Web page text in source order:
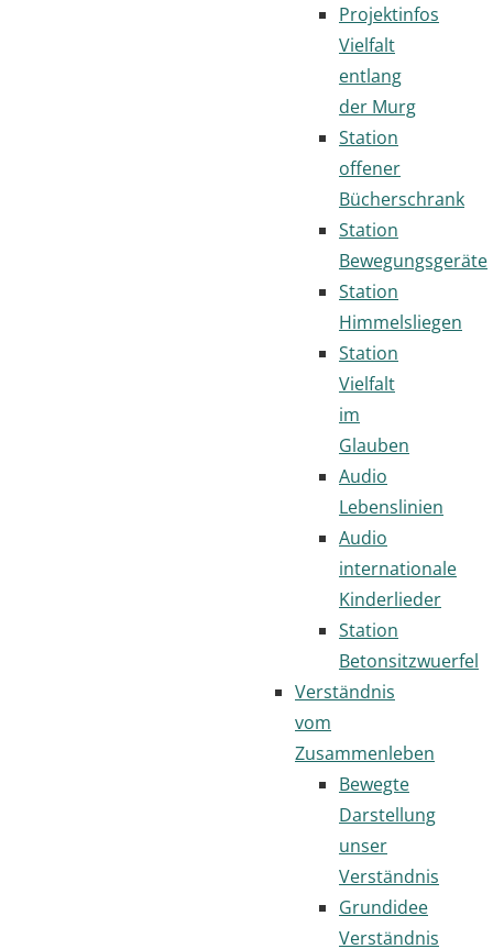
Projektinfos
Vielfalt
entlang
der Murg
Station
offener
Bücherschrank
Station
Bewegungsgeräte
Station
Himmelsliegen
Station
Vielfalt
im
Glauben
Audio
Lebenslinien
Audio
internationale
Kinderlieder
Station
Betonsitzwuerfel
Verständnis
vom
Zusammenleben
Bewegte
Darstellung
unser
Verständnis
Grundidee
Verständnis